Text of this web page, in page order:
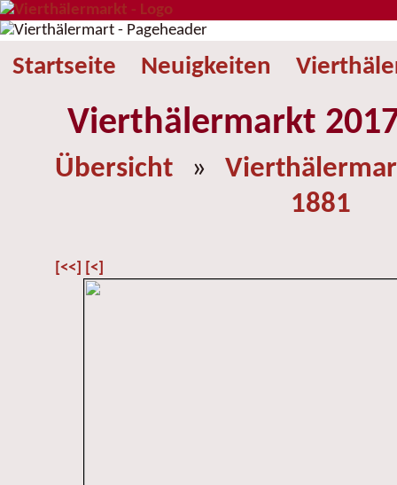
Startseite Neuigkeiten
Vierthälermarkt
Übersicht »
1881
[<<] [<]